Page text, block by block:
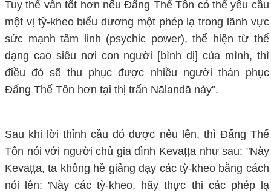
Tuy thế vẫn tốt hơn nếu Đấng Thế Tôn có thể yêu cầu
một vị tỳ-kheo biểu dương một phép lạ trong lãnh vực
sức mạnh tâm linh (psychic power), thể hiện từ thể
dạng cao siêu nơi con người [bình dị] của mình, thì
điều đó sẽ thu phục được nhiều người thán phục
Đấng Thế Tôn hơn tại thị trấn Nālandā này".
Sau khi lời thỉnh cầu đó được nêu lên, thì Đấng Thế
Tôn nói với người chủ gia đình Kevaṭṭa như sau: "Này
Kevaṭṭa, ta không hề giảng dạy các tỳ-kheo bằng cách
nói lên: 'Này các tỳ-kheo, hãy thực thi các phép lạ